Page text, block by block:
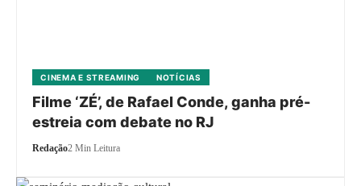
CINEMA E STREAMING NOTÍCIAS
Filme ‘ZÉ’, de Rafael Conde, ganha pré-
estreia com debate no RJ
Redação2 Min Leitura